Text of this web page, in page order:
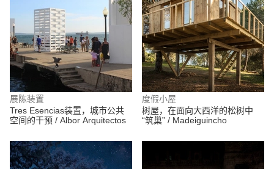
展陈装置
Tres Esencias装置，城市公共
空间的干预 / Albor Arquitectos
度假小屋
树屋，在面向大西洋的松树中
“筑巢” / Madeiguincho